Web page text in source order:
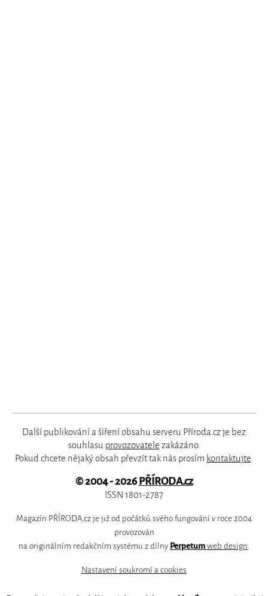
Další publikování a šíření obsahu serveru Příroda.cz je bez
souhlasu provozovatele zakázáno.
Pokud chcete nějaký obsah převzít tak nás prosím kontaktujte.
© 2004 - 2026PŘÍRODA.cz
ISSN 1801-2787
Magazín PŘÍRODA.cz je již od počátků svého fungování v roce 2004
provozován
na originálním redakčním systému z dílny Perpetum web design
Nastavení soukromí a cookies